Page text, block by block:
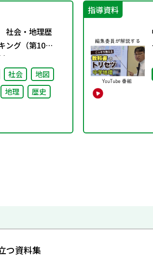
会・地理歴
ング（第10
社会
地図
地理 歴史
指導資料
つ資料集